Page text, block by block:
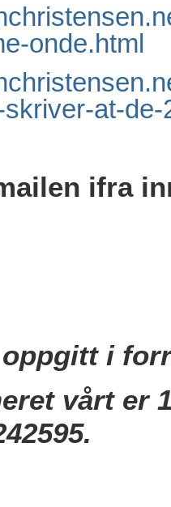
onde.html
at-
ifra
i
vårt er